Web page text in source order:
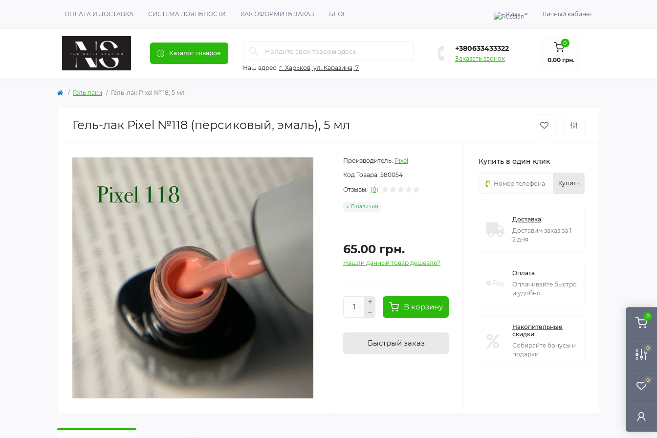
0
0
0
ОПЛАТА И ДОСТАВКА СИСТЕМА ЛОЯЛЬНОСТИ КАК ОФОРМИТЬ ЗАКАЗ БЛОГ Язык Личный кабинет
Каталог товаров
Наш адрес: г. Харьков, ул. Каразина, 7
+380633433322
Заказать звонок
0
0.00 грн.
Гель лаки Гель-лак Pixel №118, 5 мл
Гель-лак Pixel №118 (персиковый, эмаль), 5 мл
Производитель: Pixel
Код Товара: 580054
Отзывы: (0)
В наличии
65.00 грн.
Нашли данный товар дешевле?
В корзину
Быстрый заказ
Купить в один клик
Купить
Доставка
Доставим заказ за 1-
2 дня.
Оплата
Оплачивайте быстро
и удобно
Накопительные
скидки
Собирайте бонусы и
подарки